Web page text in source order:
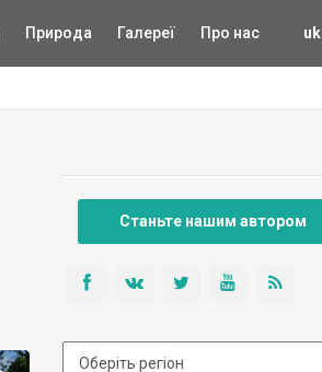
uk
Природа Галереї Про нас
Станьте нашим автором